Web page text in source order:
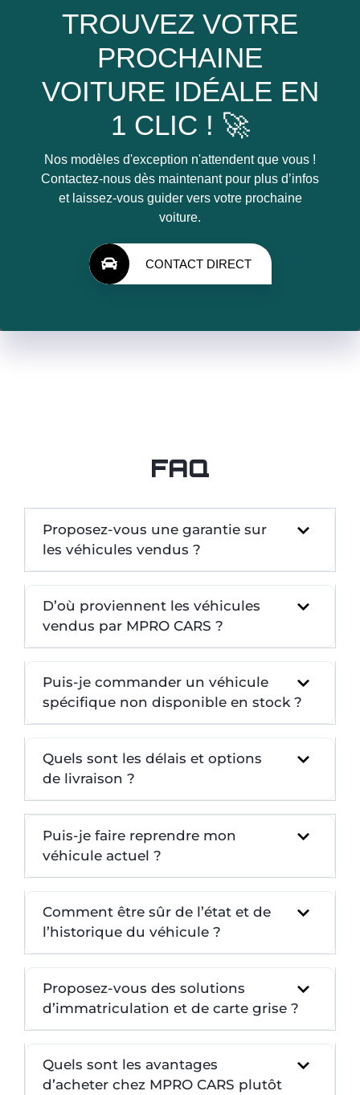
TROUVEZ VOTRE
PROCHAINE
VOITURE IDÉALE EN
1 CLIC ! 🚀
Nos modèles d'exception n'attendent que vous !
Contactez-nous dès maintenant pour plus d’infos
et laissez-vous guider vers votre prochaine
voiture.
CONTACT DIRECT
FAQ
Proposez-vous une garantie sur
les véhicules vendus ?
D’où proviennent les véhicules
vendus par MPRO CARS ?
Puis-je commander un véhicule
spécifique non disponible en stock ?
Quels sont les délais et options
de livraison ?
Puis-je faire reprendre mon
véhicule actuel ?
Comment être sûr de l’état et de
l’historique du véhicule ?
Proposez-vous des solutions
d’immatriculation et de carte grise ?
Quels sont les avantages
d’acheter chez MPRO CARS plutôt